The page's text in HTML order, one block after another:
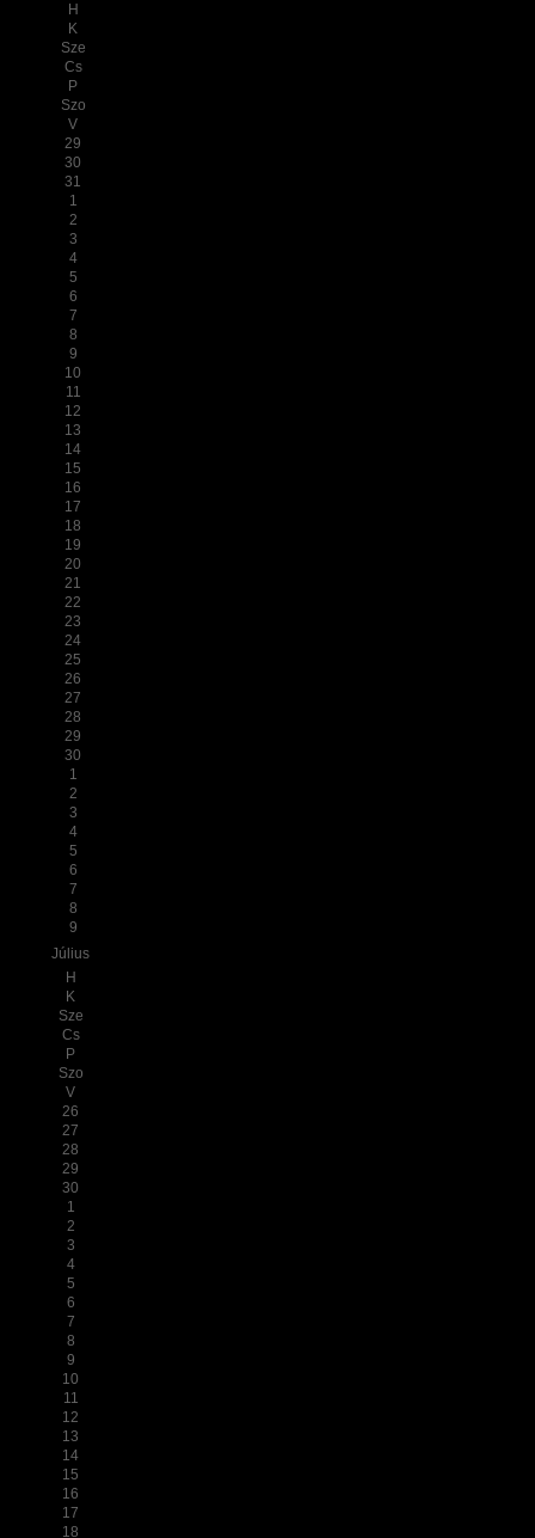
H
K
Sze
Cs
P
Szo
V
29
30
31
1
2
3
4
5
6
7
8
9
10
11
12
13
14
15
16
17
18
19
20
21
22
23
24
25
26
27
28
29
30
1
2
3
4
5
6
7
8
9
Július
H
K
Sze
Cs
P
Szo
V
26
27
28
29
30
1
2
3
4
5
6
7
8
9
10
11
12
13
14
15
16
17
18